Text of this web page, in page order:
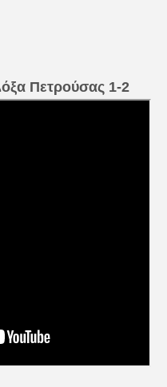
Πετρούσας 1-2